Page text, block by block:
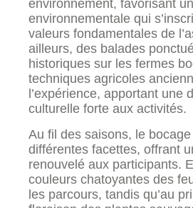
environnement, favorisant
environnementale qui
valeurs fondamentales de
ailleurs, des balades
historiques sur les fermes
techniques agricoles
l’expérience, apportant une
culturelle forte aux activités.
Au fil des saisons, le
différentes facettes, offrant
renouvelé aux participants.
couleurs chatoyantes des
les parcours, tandis qu’au